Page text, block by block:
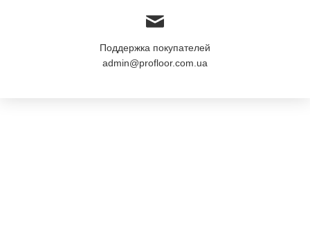
Поддержка покупателей
admin@profloor.com.ua